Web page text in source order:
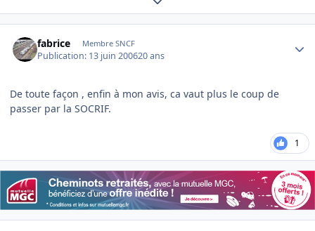
fabrice Membre SNCF
Publication: 13 juin 200620 ans
De toute façon , enfin à mon avis, ca vaut plus le coup de
passer par la SOCRIF.
1